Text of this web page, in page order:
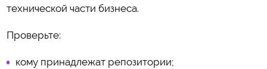
технической части бизнеса.
Проверьте:
кому принадлежат репозитории;